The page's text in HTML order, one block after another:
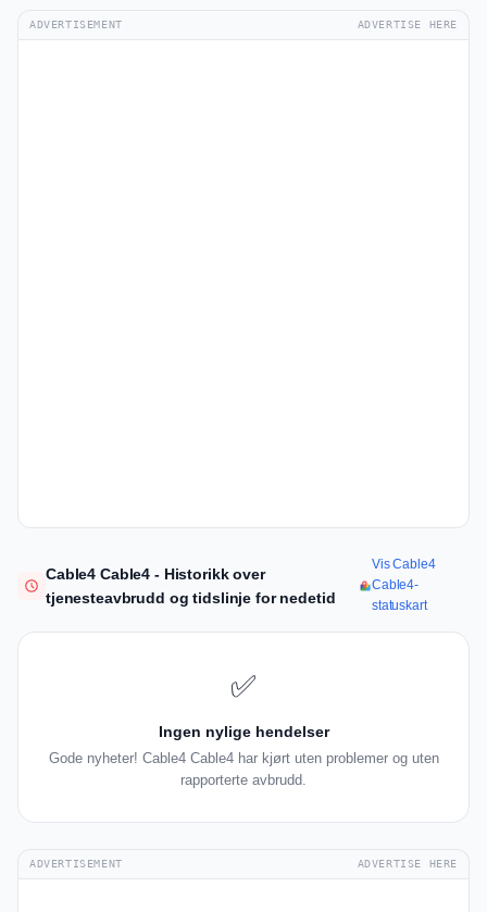
ADVERTISEMENT ADVERTISE HERE
Cable4 Cable4 - Historikk over
tjenesteavbrudd og tidslinje for nedetid
Vis Cable4
Cable4-
statuskart
✅
Ingen nylige hendelser
Gode nyheter! Cable4 Cable4 har kjørt uten problemer og uten
rapporterte avbrudd.
ADVERTISEMENT ADVERTISE HERE